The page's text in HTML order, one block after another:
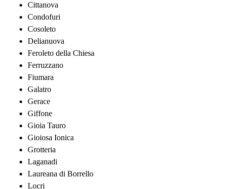
Cittanova
Condofuri
Cosoleto
Delianuova
Feroleto della Chiesa
Ferruzzano
Fiumara
Galatro
Gerace
Giffone
Gioia Tauro
Gioiosa Ionica
Grotteria
Laganadi
Laureana di Borrello
Locri